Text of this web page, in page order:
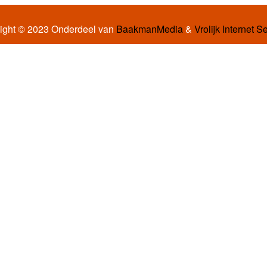
© 2023 Onderdeel van BaakmanMedia& Vrolijk Internet